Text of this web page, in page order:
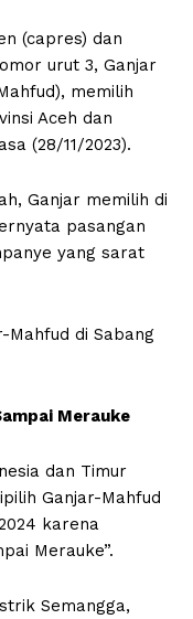
(capres) dan
urut 3, Ganjar
memilih
Aceh dan
(28/11/2023).
Ganjar memilih di
pasangan
yang sarat
Mahfud di Sabang
Merauke
dan Timur
Ganjar-Mahfud
karena
Merauke”.
Semangga,